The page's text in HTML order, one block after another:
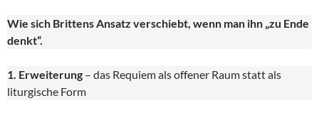
Wie sich Brittens Ansatz verschiebt, wenn man ihn „zu Ende
denkt“.
1. Erweiterung – das Requiem als offener Raum statt als
liturgische Form